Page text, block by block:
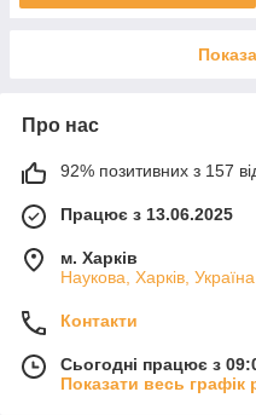
Про нас
92% позитивних з 157
Працює з 13.06.2025
м. Харків
Наукова, Харків, Україна
Контакти
Сьогодні працює з
Показати весь графік